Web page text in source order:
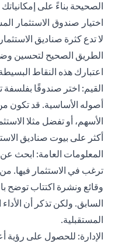
الصحيحة بناءً على
اختيار صندوق الاستثمار
لا تدع كثرة صناديق
الطريق الصحيح لتحسين
اعتبارك هذه النقاط
القيم: اختر صندوقًا
أصوله الأساسية. قد تكون
الأسهم، أو تفضل مثلا
أكثر على بيوت صناديق
المعلومات العامة: ابحث
ترغب في الاستثمار فيها.
وقائع ونشرة اكتتاب توضح
السابق. ولكن تذكر أن
المستقبلية.
الإدارة: للحصول على